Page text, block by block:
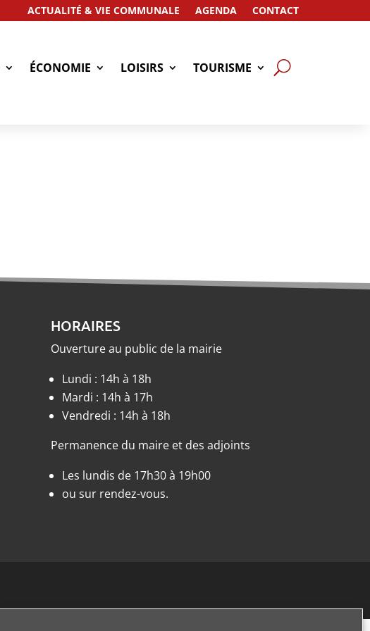
ACTUALITÉ & VIE COMMUNALE AGENDA CONTACT
ÉCONOMIE LOISIRS TOURISME
HORAIRES
Ouverture au public de la mairie
Lundi : 14h à 18h
Mardi : 14h à 17h
Vendredi : 14h à 18h
Permanence du maire et des adjoints
Les lundis de 17h30 à 19h00
ou sur rendez-vous.